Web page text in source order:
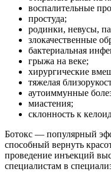
воспалительные
простуда;
родинки, невусы,
злокачественные
бактериальная
грыжа на веке;
хирургические
тяжелая
аутоиммунные
миастения;
склонность к
Ботокс — популярный
способный вернуть
проведение инъекций
специалистам в